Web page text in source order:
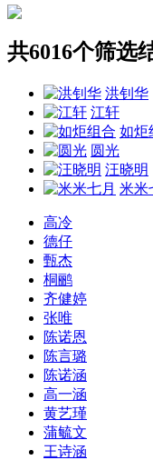
共6016个筛选
洪钊华
江轩
如炬
圆光
汪晓明
米米
高冷
德仔
甄杰
桐鹂
齐健婷
张唯
陈诺恩
陈言璐
陈诺涵
高一涵
黄艺瑾
蒲毓文
王诗涵